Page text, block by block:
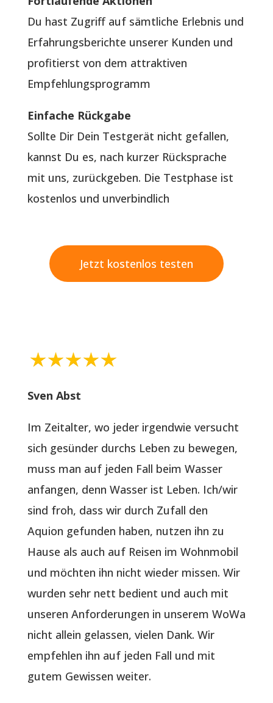
Du hast Zugriff auf sämtliche Erlebnis und
Erfahrungsberichte unserer Kunden und
profitierst von dem attraktiven
Empfehlungsprogramm
Einfache Rückgabe
Sollte Dir Dein Testgerät nicht gefallen,
kannst Du es, nach kurzer Rücksprache
mit uns, zurückgeben. Die Testphase ist
kostenlos und unverbindlich
Jetzt kostenlos testen
Sven Abst
Im Zeitalter, wo jeder irgendwie versucht
sich gesünder durchs Leben zu bewegen,
muss man auf jeden Fall beim Wasser
anfangen, denn Wasser ist Leben. Ich/wir
sind froh, dass wir durch Zufall den
Aquion gefunden haben, nutzen ihn zu
Hause als auch auf Reisen im Wohnmobil
und möchten ihn nicht wieder missen. Wir
wurden sehr nett bedient und auch mit
unseren Anforderungen in unserem WoWa
nicht allein gelassen, vielen Dank. Wir
empfehlen ihn auf jeden Fall und mit
gutem Gewissen weiter.